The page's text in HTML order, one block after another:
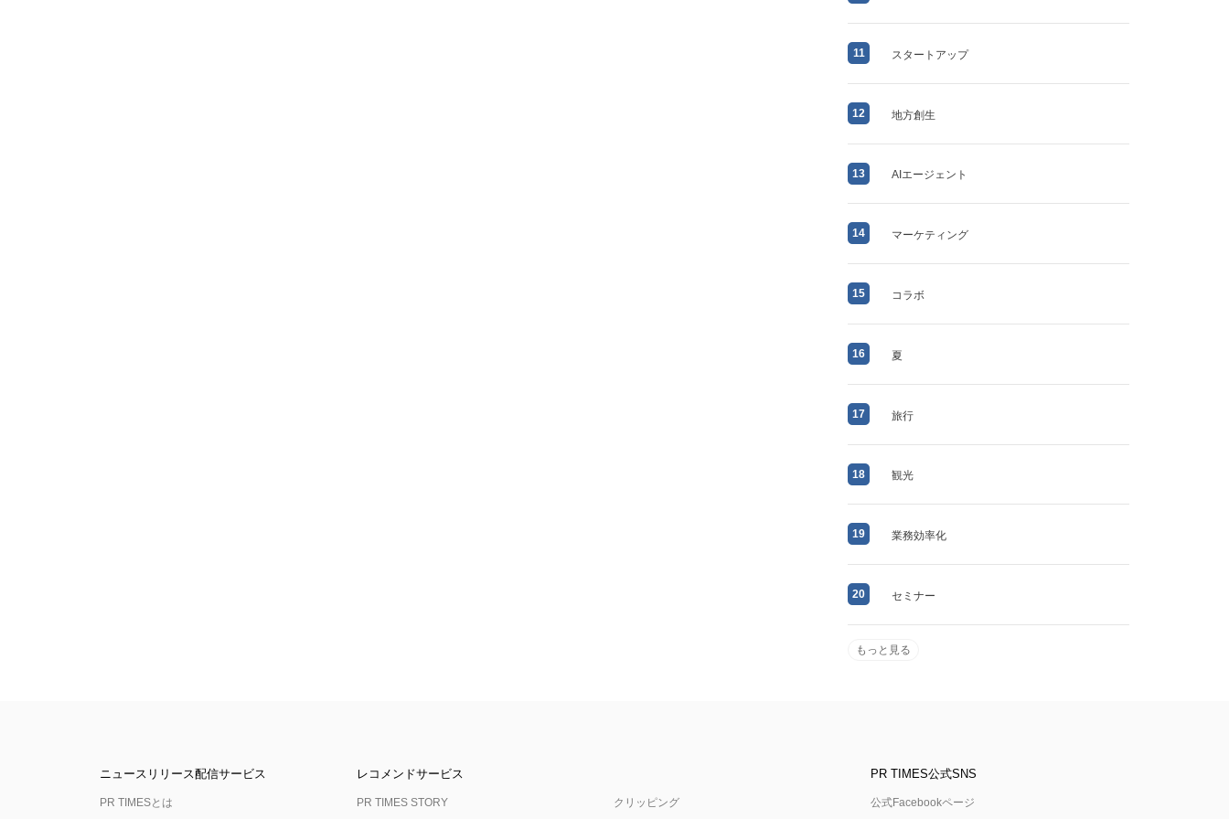
11 スタートアップ
12 地方創生
13 AIエージェント
14 マーケティング
15 コラボ
16 夏
17 旅行
18 観光
19 業務効率化
20 セミナー
もっと見る
ニュースリリース配信サービス
PR TIMESとは
レコメンドサービス
PR TIMES STORY クリッピング
PR TIMES公式SNS
公式Facebookページ